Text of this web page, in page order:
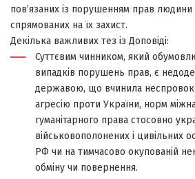
пов’язаних із порушенням прав людини
спрямованих на їх захист.
Декілька важливих тез із Доповіді:
Суттєвим чинником, який
випадків порушень прав, є
державою, що вчинила
агресію проти України, норм
гуманітарного права стосовно
військовополонених і цивільних
РФ чи на тимчасово окупованій
обміну чи повернення.